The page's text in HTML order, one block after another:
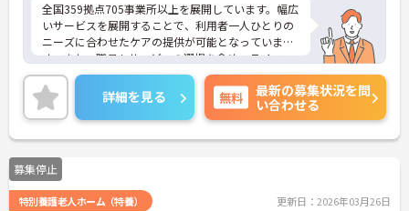
全国359拠点705事業所以上を展開しています。幅広
いサービスを展開することで、利用者一人ひとりの
ニーズに合わせたケアの提供が可能となっていま
す。また、職員もサービスの選択を含め、ライフス
タイルに合わせた働き方の選択肢が多くあります。
入社時研修はもちろん、サービス・職種ごとに研修
カリキュラムが整っており学び成長できる環境で
す。
ご興味のある方は面接対策ポイントなどお話致しま
すのでお気軽にお問い合わせください。
詳細を見る 無料
最新の募集状況を問
い合わせる
募集停止
特別養護老人ホーム（特養） 更新日：2026年03月26日